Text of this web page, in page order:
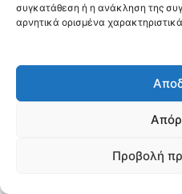
συγκατάθεση ή η ανάκληση της
αρνητικά ορισμένα χαρακτηριστικά
Προβολή